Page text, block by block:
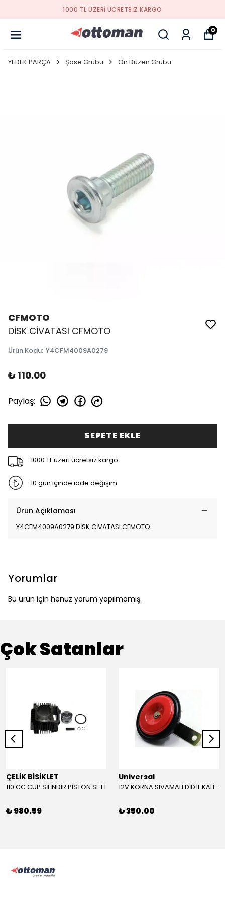
1000 TL ÜZERI ÜCRETSIZ KARGO
0
YEDEK PARÇA Şase Grubu Ön Düzen Grubu
CFMOTO
DİSK CİVATASI CFMOTO
Ürün Kodu: Y4CFM4009A0279
₺ 110.00
Paylaş:
SEPETE EKLE
1000 TL üzeri ücretsiz kargo
10 gün içinde iade değişim
Ürün Açıklaması
Y4CFM4009A0279 DİSK CİVATASI CFMOTO
Yorumlar
Bu ürün için henüz yorum yapılmamış.
Çok Satanlar
ÇELİK BİSİKLET
110 CC CUP SİLİNDİR PİSTON SETİ
₺ 980.59
Universal
12V KORNA SIVAMALI DİDİT KALIN SESLİ (KIRMIZI)
₺ 350.00